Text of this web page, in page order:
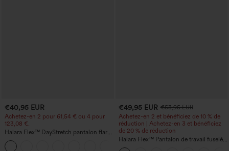
€40,95 EUR
Achetez-en 2 pour 61,54 € ou 4 pour
123,08 €.
Halara Flex™ DayStretch pantalon flare
de travail, taille mi-haute, poche latérale
zippée
€49,95 EUR €53,95 EUR
Achetez-en 2 et bénéficiez de 10 % de
réduction | Achetez-en 3 et bénéficiez
de 20 % de réduction
Halara Flex™ Pantalon de travail fuselé,
uni, taille haute, avec poches